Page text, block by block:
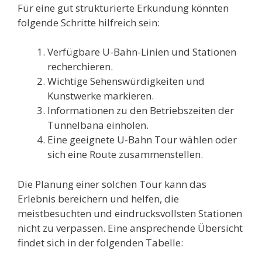
Für eine gut strukturierte Erkundung könnten
folgende Schritte hilfreich sein:
Verfügbare U-Bahn-Linien und Stationen
recherchieren.
Wichtige Sehenswürdigkeiten und
Kunstwerke markieren.
Informationen zu den Betriebszeiten der
Tunnelbana einholen.
Eine geeignete U-Bahn Tour wählen oder
sich eine Route zusammenstellen.
Die Planung einer solchen Tour kann das
Erlebnis bereichern und helfen, die
meistbesuchten und eindrucksvollsten Stationen
nicht zu verpassen. Eine ansprechende Übersicht
findet sich in der folgenden Tabelle: